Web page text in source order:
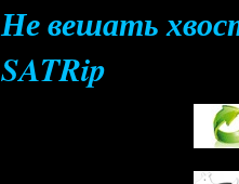
Не вешать
SATRip